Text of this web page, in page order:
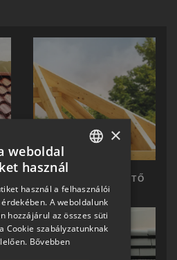
TERRÁN KÉSZTETŐ
HUNGARIAN
SLOVAK
GERMAN
ROMANIAN
×
weboldal
használ
használ a felhasználói
A weboldalunk
hozzájárul az összes süti
Cookie szabályzatunknak
Bővebben